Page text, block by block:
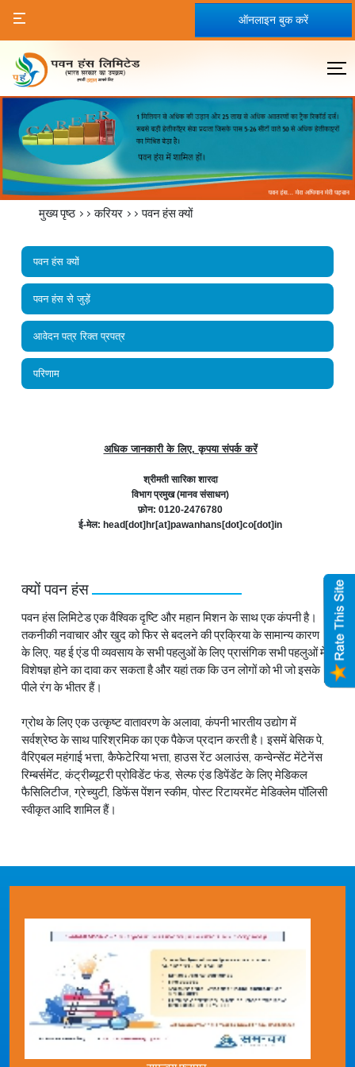
ऑनलाइन बुक करें
मुख्य पृष्ठ >>करियर >> पवन हंस क्यों
पवन हंस क्यों
पवन हंस से जुड़ें
आवेदन पत्र रिक्त प्रपत्र
परिणाम
अधिक जानकारी के लिए, कृपया संपर्क करें
श्रीमती सारिका शारदा
विभाग प्रमुख (मानव संसाधन)
फ़ोन: 0120-2476780
ई-मेल: head[dot]hr[at]pawanhans[dot]co[dot]in
क्यों पवन हंस
पवन हंस लिमिटेड एक वैश्विक दृष्टि और महान मिशन के साथ एक कंपनी है।
तकनीकी नवाचार और खुद को फिर से बदलने की प्रक्रिया के सामान्य कारण
के लिए, यह ई एंड पी व्यवसाय के सभी पहलुओं के लिए प्रासंगिक सभी पहलुओं में
विशेषज्ञ होने का दावा कर सकता है और यहां तक कि उन लोगों को भी जो इसके
पीले रंग के भीतर हैं।
ग्रोथ के लिए एक उत्कृष्ट वातावरण के अलावा, कंपनी भारतीय उद्योग में
सर्वश्रेष्ठ के साथ पारिश्रमिक का एक पैकेज प्रदान करती है। इसमें बेसिक पे,
वैरिएबल महंगाई भत्ता, कैफेटेरिया भत्ता, हाउस रेंट अलाउंस, कन्वेन्सेंट मेंटेनेंस
रिम्बर्समेंट, कंट्रीब्यूटरी प्रोविडेंट फंड, सेल्फ एंड डिपेंडेंट के लिए मेडिकल
फैसिलिटीज, ग्रेच्युटी, डिफेंस पेंशन स्कीम, पोस्ट रिटायरमेंट मेडिक्लेम पॉलिसी
स्वीकृत आदि शामिल हैं।